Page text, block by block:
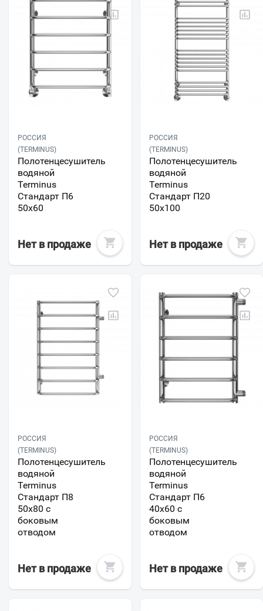
РОССИЯ
(TERMINUS)
Полотенцесушитель
водяной
Terminus
Стандарт П6
50х60
Нет в продаже
РОССИЯ
(TERMINUS)
Полотенцесушитель
водяной
Terminus
Стандарт П20
50х100
Нет в продаже
РОССИЯ
(TERMINUS)
Полотенцесушитель
водяной
Terminus
Стандарт П8
50х80 с
боковым
отводом
Нет в продаже
РОССИЯ
(TERMINUS)
Полотенцесушитель
водяной
Terminus
Стандарт П6
40х60 с
боковым
отводом
Нет в продаже